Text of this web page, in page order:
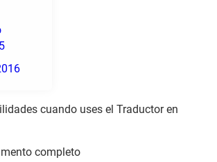
cuando uses el Traductor en
completo